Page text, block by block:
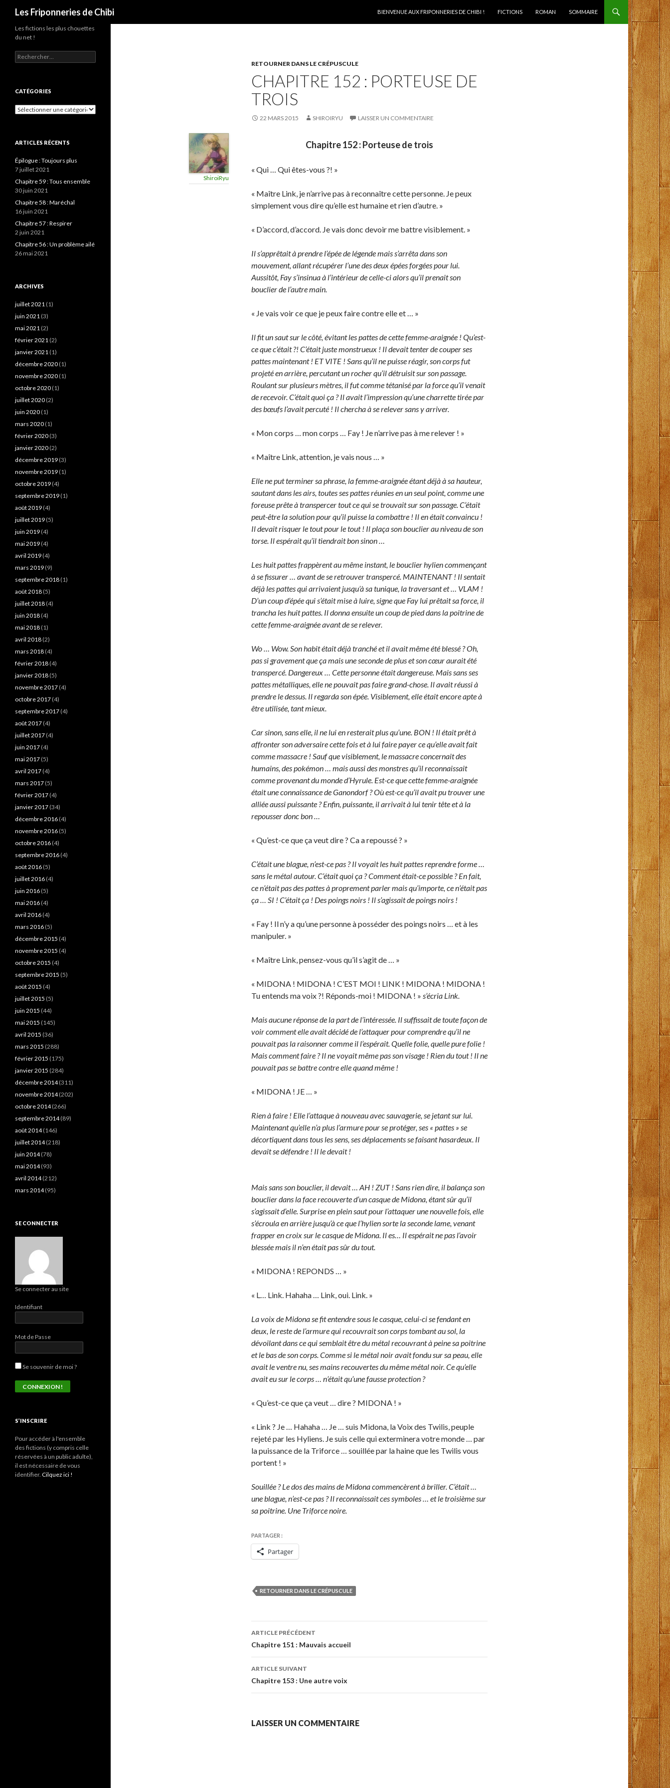
Les Friponneries de Chibi
BIENVENUE AUX FRIPONNERIES DE CHIBI !
FICTIONS ROMAN SOMMAIRE
RETOURNER DANS LE CRÉPUSCULE
CHAPITRE 152 : PORTEUSE DE
TROIS
22 MARS 2015 SHIROIRYU LAISSER UN COMMENTAIRE
ShiroiRyu
Chapitre 152 : Porteuse de trois
« Qui … Qui êtes-vous ?! »
« Maître Link, je n’arrive pas à reconnaître cette personne. Je peux
simplement vous dire qu’elle est humaine et rien d’autre. »
« D’accord, d’accord. Je vais donc devoir me battre visiblement. »
Il s’apprêtait à prendre l’épée de légende mais s’arrêta dans son
mouvement, allant récupérer l’une des deux épées forgées pour lui.
Aussitôt, Fay s’insinua à l’intérieur de celle-ci alors qu’il prenait son
bouclier de l’autre main.
« Je vais voir ce que je peux faire contre elle et … »
Il fit un saut sur le côté, évitant les pattes de cette femme-araignée ! Qu’est-
ce que c’était ?! C’était juste monstrueux ! Il devait tenter de couper ses
pattes maintenant ! ET VITE ! Sans qu’il ne puisse réagir, son corps fut
projeté en arrière, percutant un rocher qu’il détruisit sur son passage.
Roulant sur plusieurs mètres, il fut comme tétanisé par la force qu’il venait
de recevoir. C’était quoi ça ? Il avait l’impression qu’une charrette tirée par
des bœufs l’avait percuté ! Il chercha à se relever sans y arriver.
« Mon corps … mon corps … Fay ! Je n’arrive pas à me relever ! »
« Maître Link, attention, je vais nous … »
Elle ne put terminer sa phrase, la femme-araignée étant déjà à sa hauteur,
sautant dans les airs, toutes ses pattes réunies en un seul point, comme une
foreuse prête à transpercer tout ce qui se trouvait sur son passage. C’était
peut-être la solution pour qu’il puisse la combattre ! Il en était convaincu !
Il devait risquer le tout pour le tout ! Il plaça son bouclier au niveau de son
torse. Il espérait qu’il tiendrait bon sinon …
Les huit pattes frappèrent au même instant, le bouclier hylien commençant
à se fissurer … avant de se retrouver transpercé. MAINTENANT ! Il sentait
déjà les pattes qui arrivaient jusqu’à sa tunique, la traversant et … VLAM !
D’un coup d’épée qui s’était mise à luire, signe que Fay lui prêtait sa force, il
trancha les huit pattes. Il donna ensuite un coup de pied dans la poitrine de
cette femme-araignée avant de se relever.
Wo … Wow. Son habit était déjà tranché et il avait même été blessé ? Oh,
pas si gravement que ça mais une seconde de plus et son cœur aurait été
transpercé. Dangereux … Cette personne était dangereuse. Mais sans ses
pattes métalliques, elle ne pouvait pas faire grand-chose. Il avait réussi à
prendre le dessus. Il regarda son épée. Visiblement, elle était encore apte à
être utilisée, tant mieux.
Car sinon, sans elle, il ne lui en resterait plus qu’une. BON ! Il était prêt à
affronter son adversaire cette fois et à lui faire payer ce qu’elle avait fait
comme massacre ! Sauf que visiblement, le massacre concernait des
humains, des pokémon … mais aussi des monstres qu’il reconnaissait
comme provenant du monde d’Hyrule. Est-ce que cette femme-araignée
était une connaissance de Ganondorf ? Où est-ce qu’il avait pu trouver une
alliée aussi puissante ? Enfin, puissante, il arrivait à lui tenir tête et à la
repousser donc bon …
« Qu’est-ce que ça veut dire ? Ca a repoussé ? »
C’était une blague, n’est-ce pas ? Il voyait les huit pattes reprendre forme …
sans le métal autour. C’était quoi ça ? Comment était-ce possible ? En fait,
ce n’était pas des pattes à proprement parler mais qu’importe, ce n’était pas
ça … SI ! C’était ça ! Des poings noirs ! Il s’agissait de poings noirs !
« Fay ! Il n’y a qu’une personne à posséder des poings noirs … et à les
manipuler. »
« Maître Link, pensez-vous qu’il s’agit de … »
« MIDONA ! MIDONA ! C’EST MOI ! LINK ! MIDONA ! MIDONA !
Tu entends ma voix ?! Réponds-moi ! MIDONA ! » s’écria Link.
Mais aucune réponse de la part de l’intéressée. Il suffissait de toute façon de
voir comment elle avait décidé de l’attaquer pour comprendre qu’il ne
pouvait pas la raisonner comme il l’espérait. Quelle folie, quelle pure folie !
Mais comment faire ? Il ne voyait même pas son visage ! Rien du tout ! Il ne
pouvait pas se battre contre elle quand même !
« MIDONA ! JE … »
Rien à faire ! Elle l’attaque à nouveau avec sauvagerie, se jetant sur lui.
Maintenant qu’elle n’a plus l’armure pour se protéger, ses « pattes » se
décortiquent dans tous les sens, ses déplacements se faisant hasardeux. Il
devait se défendre ! Il le devait !
Mais sans son bouclier, il devait … AH ! ZUT ! Sans rien dire, il balança son
bouclier dans la face recouverte d’un casque de Midona, étant sûr qu’il
s’agissait d’elle. Surprise en plein saut pour l’attaquer une nouvelle fois, elle
s’écroula en arrière jusqu’à ce que l’hylien sorte la seconde lame, venant
frapper en croix sur le casque de Midona. Il es… Il espérait ne pas l’avoir
blessée mais il n’en était pas sûr du tout.
« MIDONA ! REPONDS … »
« L… Link. Hahaha … Link, oui. Link. »
La voix de Midona se fit entendre sous le casque, celui-ci se fendant en
deux, le reste de l’armure qui recouvrait son corps tombant au sol, la
dévoilant dans ce qui semblait être du métal recouvrant à peine sa poitrine
et le bas de son corps. Comme si le métal noir avait fondu sur sa peau, elle
avait le ventre nu, ses mains recouvertes du même métal noir. Ce qu’elle
avait eu sur le corps … n’était qu’une fausse protection ?
« Qu’est-ce que ça veut … dire ? MIDONA ! »
« Link ? Je … Hahaha … Je … suis Midona, la Voix des Twilis, peuple
rejeté par les Hyliens. Je suis celle qui exterminera votre monde … par
la puissance de la Triforce … souillée par la haine que les Twilis vous
portent ! »
Souillée ? Le dos des mains de Midona commencèrent à briller. C’était …
une blague, n’est-ce pas ? Il reconnaissait ces symboles … et le troisième sur
sa poitrine. Une Triforce noire.
PARTAGER :
Partager
RETOURNER DANS LE CRÉPUSCULE
Navigation
des
articles
ARTICLE PRÉCÉDENT
Chapitre 151 : Mauvais accueil
ARTICLE SUIVANT
Chapitre 153 : Une autre voix
LAISSER UN COMMENTAIRE
Les fictions les plus chouettes
du net !
Rechercher :
CATÉGORIES
Catégories
ARTICLES RÉCENTS
Épilogue : Toujours plus
7 juillet 2021
Chapitre 59 : Tous ensemble
30 juin 2021
Chapitre 58 : Maréchal
16 juin 2021
Chapitre 57 : Respirer
2 juin 2021
Chapitre 56 : Un problème ailé
26 mai 2021
ARCHIVES
juillet 2021 (1)
juin 2021 (3)
mai 2021 (2)
février 2021 (2)
janvier 2021 (1)
décembre 2020 (1)
novembre 2020 (1)
octobre 2020 (1)
juillet 2020 (2)
juin 2020 (1)
mars 2020 (1)
février 2020 (3)
janvier 2020 (2)
décembre 2019 (3)
novembre 2019 (1)
octobre 2019 (4)
septembre 2019 (1)
août 2019 (4)
juillet 2019 (5)
juin 2019 (4)
mai 2019 (4)
avril 2019 (4)
mars 2019 (9)
septembre 2018 (1)
août 2018 (5)
juillet 2018 (4)
juin 2018 (4)
mai 2018 (1)
avril 2018 (2)
mars 2018 (4)
février 2018 (4)
janvier 2018 (5)
novembre 2017 (4)
octobre 2017 (4)
septembre 2017 (4)
août 2017 (4)
juillet 2017 (4)
juin 2017 (4)
mai 2017 (5)
avril 2017 (4)
mars 2017 (5)
février 2017 (4)
janvier 2017 (34)
décembre 2016 (4)
novembre 2016 (5)
octobre 2016 (4)
septembre 2016 (4)
août 2016 (5)
juillet 2016 (4)
juin 2016 (5)
mai 2016 (4)
avril 2016 (4)
mars 2016 (5)
décembre 2015 (4)
novembre 2015 (4)
octobre 2015 (4)
septembre 2015 (5)
août 2015 (4)
juillet 2015 (5)
juin 2015 (44)
mai 2015 (145)
avril 2015 (36)
mars 2015 (288)
février 2015 (175)
janvier 2015 (284)
décembre 2014(311)
novembre 2014(202)
octobre 2014(266)
septembre 2014(89)
août 2014(146)
juillet 2014(218)
juin 2014(78)
mai 2014(93)
avril 2014(212)
mars 2014(95)
SE CONNECTER
Se connecter au site
Identifiant
Mot de Passe
Se souvenir de moi ?
S’INSCRIRE
Pour accéder à l'ensemble
des fictions (y compris celle
réservées à un public adulte),
il est nécessaire de vous
identifier. Cilquez ici !